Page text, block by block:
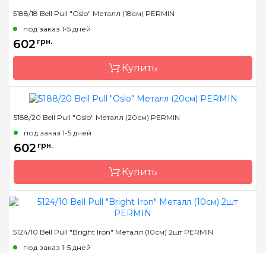
Размер
Бренд
Страна-производитель
5188/18 Bell Pull "Oslo" Металл (18см) PERMIN
под заказ 1-5 дней
602 грн.
Купить
Размер
Бренд
Страна-производитель
5188/20 Bell Pull "Oslo" Металл (20см) PERMIN
под заказ 1-5 дней
602 грн.
Купить
5124/10 Bell Pull "Bright Iron" Металл (10см) 2шт PERMIN
под заказ 1-5 дней